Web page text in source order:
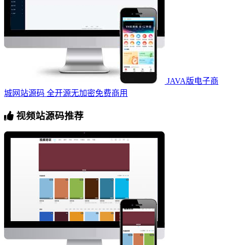
JAVA版电子商
城网站源码 全开源无加密免费商用
视频站源码推荐